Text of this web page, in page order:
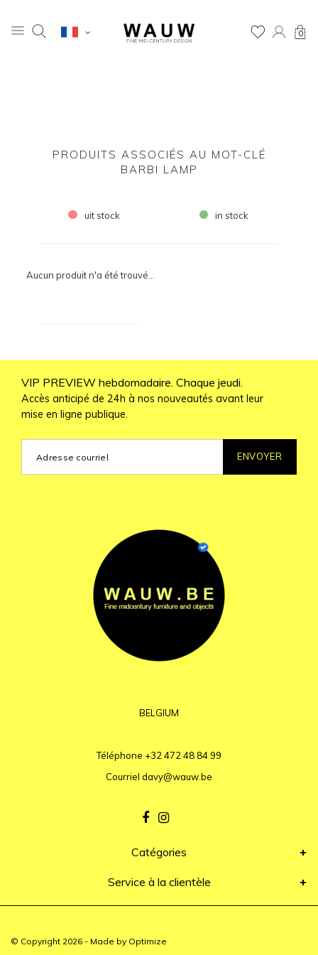
0
PRODUITS ASSOCIÉS AU MOT-CLÉ
BARBI LAMP
uit stock in stock
Aucun produit n'a été trouvé...
VIP PREVIEW hebdomadaire. Chaque jeudi.
Accès anticipé de 24h à nos nouveautés avant leur
mise en ligne publique.
ENVOYER
BELGIUM
Téléphone +32 472 48 84 99
Courriel davy@wauw.be
Catégories
Service à la clientèle
© Copyright 2026 - Made by Optimize